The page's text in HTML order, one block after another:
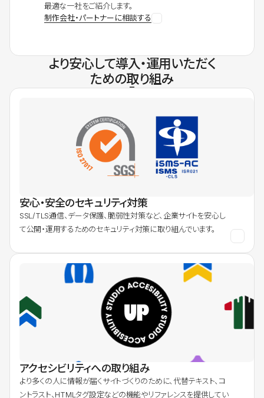
最適な一社をご紹介します。
制作会社・パートナーに相談する
より安心して導入・運用いただく
ための取り組み
安心・安全のセキュリティ対策
SSL/TLS通信、データ保護、脆弱性対策など、企業サイトを安心し
て公開・運用するためのセキュリティ対策に取り組んでいます。
アクセシビリティへの取り組み
より多くの人に情報が届くサイトづくりのために、代替テキスト、コ
ントラスト、HTMLタグ設定などの機能やリファレンスを提供してい